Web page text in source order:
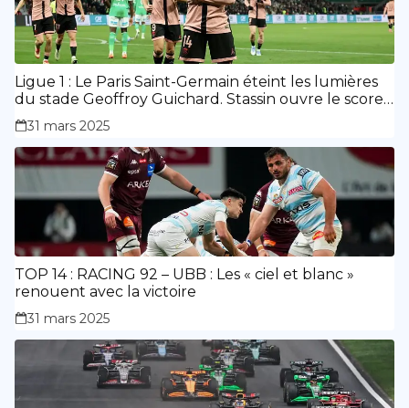
Ligue 1 : Le Paris Saint-Germain éteint les lumières
du stade Geoffroy Guichard. Stassin ouvre le score,
doublé de Doué.
31 mars 2025
TOP 14 : RACING 92 – UBB : Les « ciel et blanc »
renouent avec la victoire
31 mars 2025